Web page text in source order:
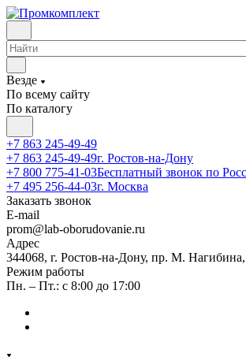
Везде
По всему сайту
По каталогу
+7 863 245-49-49
+7 863 245-49-49г. Ростов-на-Дону
+7 800 775-41-03Бесплатный звонок по
+7 495 256-44-03г. Москва
Заказать звонок
E-mail
prom@lab-oborudovanie.ru
Адрес
344068, г. Ростов-на-Дону, пр. М.
Режим работы
Пн. – Пт.: с 8:00 до 17:00